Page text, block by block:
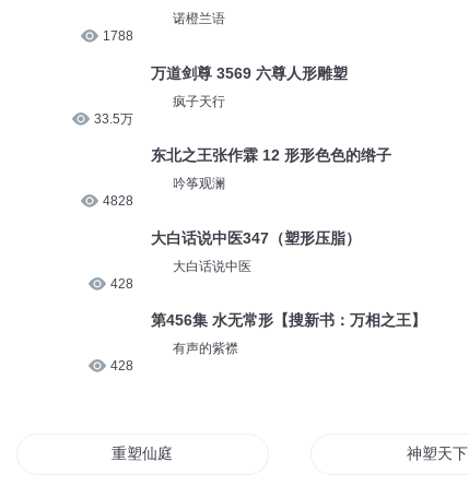
1788
33.5万
4828
428
428
诺橙兰语
万道剑尊 3569 六尊人形雕塑
疯子天行
东北之王张作霖 12 形形色色的绺子
吟筝观澜
大白话说中医347（塑形压脂）
大白话说中医
第456集 水无常形【搜新书：万相之王】
有声的紫襟
重塑仙庭 神塑天下